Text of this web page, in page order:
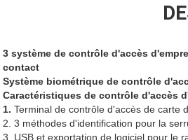
3 système de contrôle d'accès
contact
Système biométrique de contrôle
Caractéristiques de contrôle d'accès
1. Terminal de contrôle d'accès de carte
2. 3 méthodes d'identification pour la
3. USB et exportation de logiciel pour le